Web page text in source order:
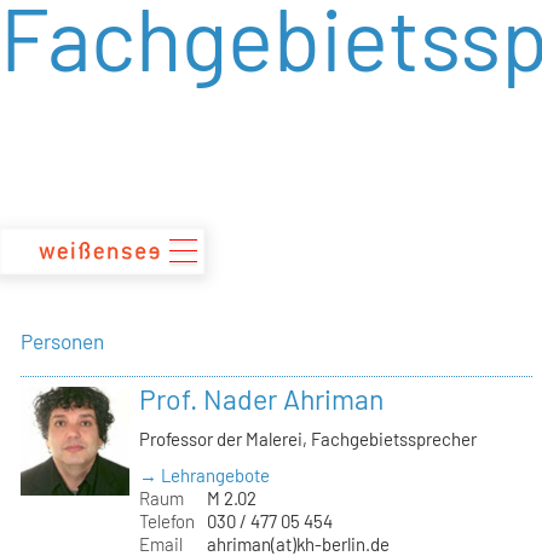
zum
Inhalt
Personen
Prof. Nader Ahriman
Professor der Malerei, Fachgebietssprecher
→ Lehrangebote
Raum
M 2.02
Telefon
030 / 477 05 454
Email
ahriman(at)kh-berlin.de